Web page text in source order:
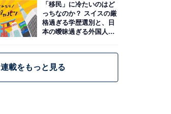
「移民」に冷たいのはど
っちなのか？ スイスの厳
格過ぎる学歴選別と、日
本の曖昧過ぎる外国人政
連載をもっと見る